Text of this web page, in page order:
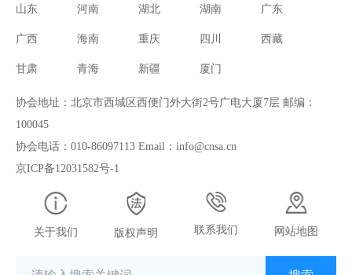
山东 河南 湖北 湖南 广东
广西 海南 重庆 四川 西藏
甘肃 青海 新疆 厦门
协会地址：北京市西城区西便门外大街2号广电大厦7层 邮编：
100045
协会电话：010-86097113 Email：info@cnsa.cn
京ICP备12031582号-1
关于我们 版权声明 联系我们 网站地图